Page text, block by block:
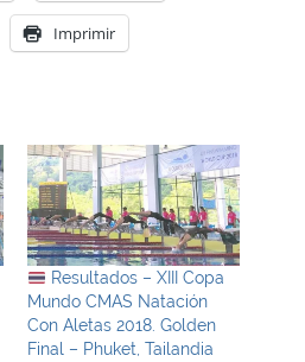
Imprimir
Resultados – XIII Copa
Mundo CMAS Natación
Con Aletas 2018. Golden
Final – Phuket, Tailandia